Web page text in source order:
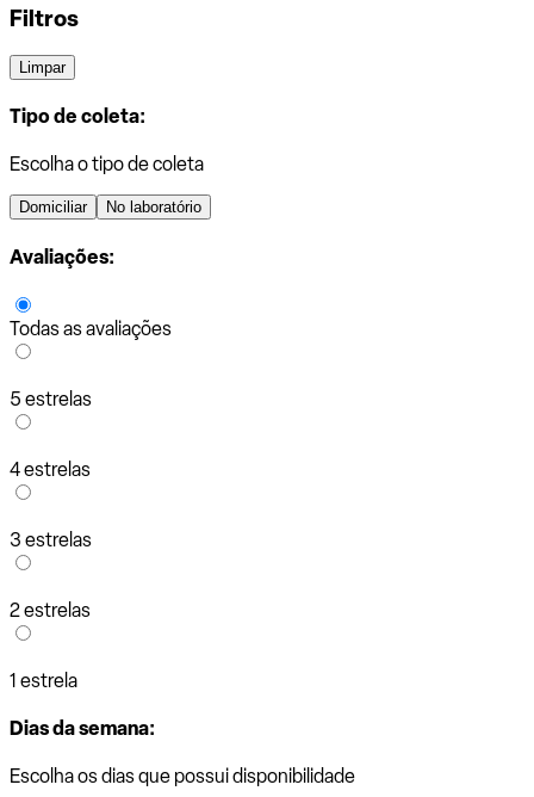
Filtros
Limpar
Tipo de coleta:
Escolha o tipo de coleta
Domiciliar No laboratório
Avaliações:
Todas as avaliações
5 estrelas
4 estrelas
3 estrelas
2 estrelas
1 estrela
Dias da semana:
Escolha os dias que possui disponibilidade